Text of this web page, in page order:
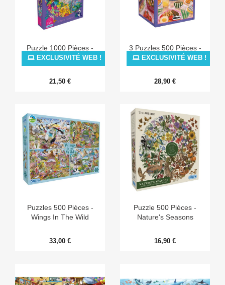
Puzzle 1000 Pièces -
Nature's Carnival
21,50 €
EXCLUSIVITÉ WEB !
3 Puzzles 500 Pièces -
Moments To Savour
28,90 €
EXCLUSIVITÉ WEB !
Puzzles 500 Pièces -
Wings In The Wild
33,00 €
Puzzle 500 Pièces -
Nature's Seasons
16,90 €